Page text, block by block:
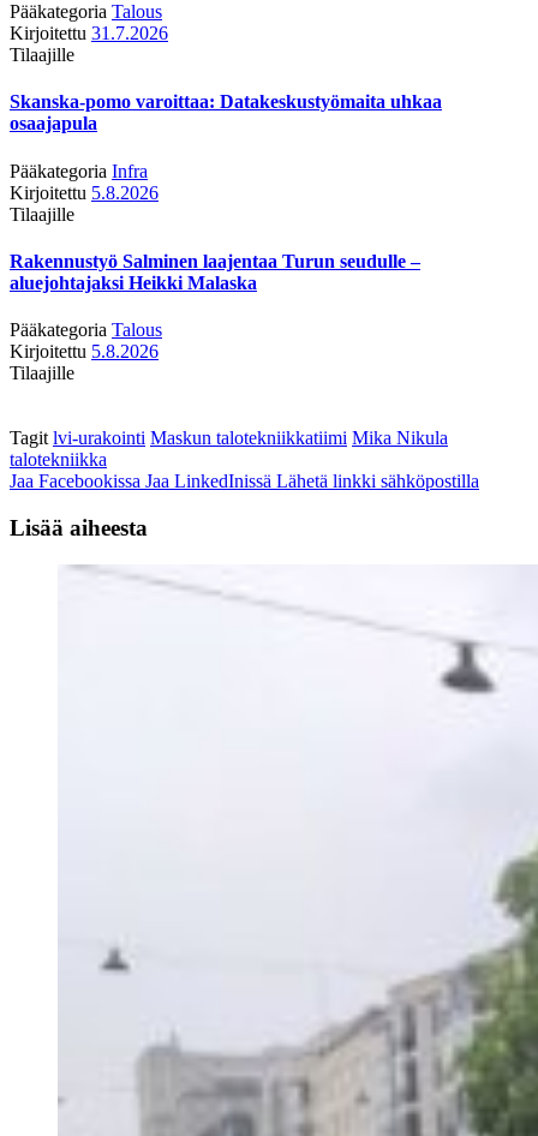
Pääkategoria Talous
Kirjoitettu 31.7.2026
Tilaajille
Skanska-pomo varoittaa: Datakeskustyömaita uhkaa
osaajapula
Pääkategoria Infra
Kirjoitettu 5.8.2026
Tilaajille
Rakennustyö Salminen laajentaa Turun seudulle –
aluejohtajaksi Heikki Malaska
Pääkategoria Talous
Kirjoitettu 5.8.2026
Tilaajille
Tagit lvi-urakointi Maskun talotekniikkatiimi Mika Nikula
talotekniikka
Jaa Facebookissa Jaa LinkedInissä Lähetä linkki sähköpostilla
Lisää aiheesta